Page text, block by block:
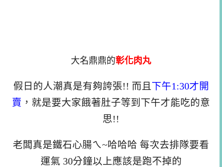
大名鼎鼎的彰化肉丸
假日的人潮真是有夠誇張!! 而且 下午1:30才開
賣 ，就是要大家餓著肚子等到下午才能吃的意
思!!
老闆真是鐵石心腸ㄟ~哈哈哈 每次去排隊要看
運氣 30分鐘以上應該是跑不掉的